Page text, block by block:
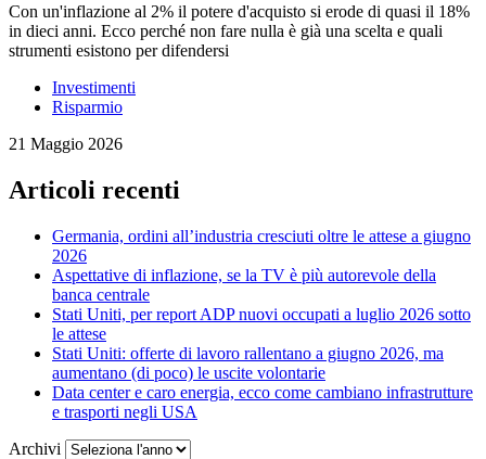
Con un'inflazione al 2% il potere d'acquisto si erode di quasi il 18%
in dieci anni. Ecco perché non fare nulla è già una scelta e quali
strumenti esistono per difendersi
Investimenti
Risparmio
21 Maggio 2026
Articoli recenti
Germania, ordini all’industria cresciuti oltre le attese a giugno
2026
Aspettative di inflazione, se la TV è più autorevole della
banca centrale
Stati Uniti, per report ADP nuovi occupati a luglio 2026 sotto
le attese
Stati Uniti: offerte di lavoro rallentano a giugno 2026, ma
aumentano (di poco) le uscite volontarie
Data center e caro energia, ecco come cambiano infrastrutture
e trasporti negli USA
Archivi